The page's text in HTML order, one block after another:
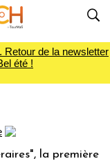
Retour de la newsletter
été !
la première